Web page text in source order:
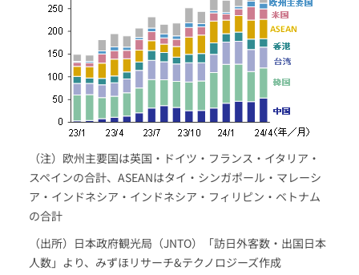
（注）欧州主要国は英国・ドイツ・フランス・イタリア・
スペインの合計、ASEANはタイ・シンガポール・マレーシ
ア・インドネシア・インドネシア・フィリピン・ベトナム
の合計
（出所）日本政府観光局（JNTO）「訪日外客数・出国日本
人数」より、みずほリサーチ&テクノロジーズ作成